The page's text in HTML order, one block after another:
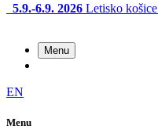
5.9.-6.9. 2026 Letisko košice
Menu
EN
Menu